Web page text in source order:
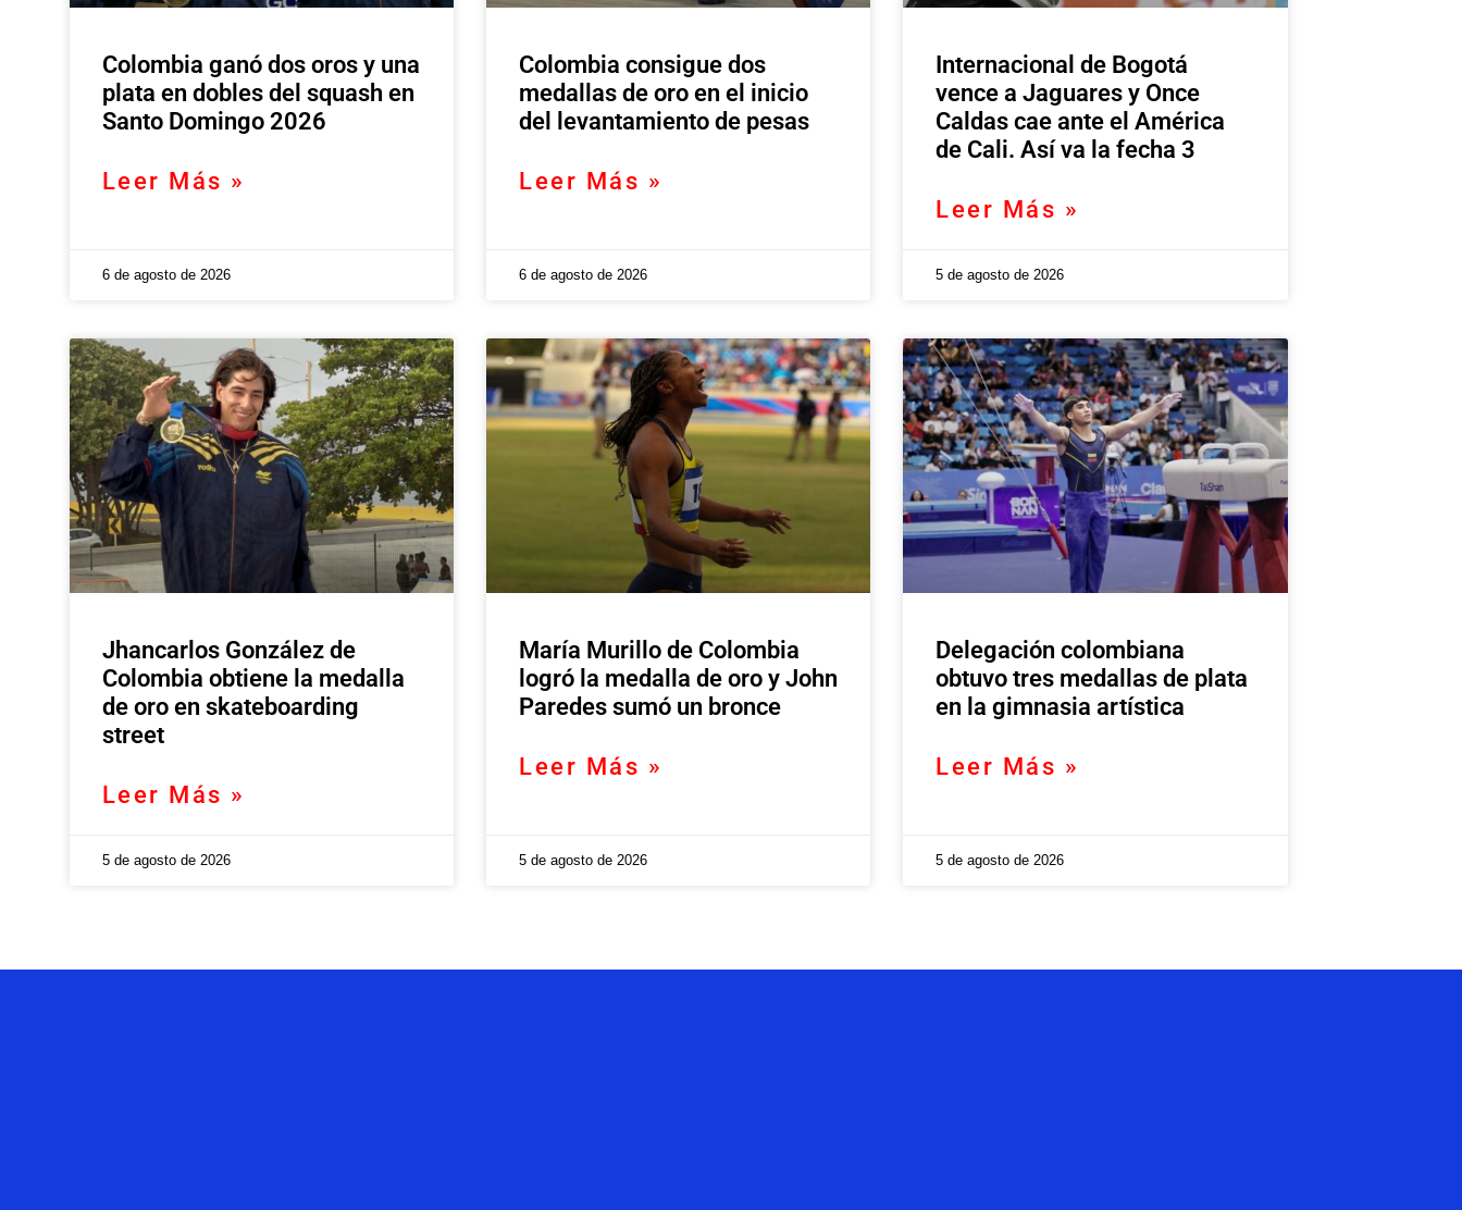
Colombia ganó dos oros y una
plata en dobles del squash en
Santo Domingo 2026
Leer Más »
6 de agosto de 2026
Colombia consigue dos
medallas de oro en el inicio
del levantamiento de pesas
Leer Más »
6 de agosto de 2026
Internacional de Bogotá
vence a Jaguares y Once
Caldas cae ante el América
de Cali. Así va la fecha 3
Leer Más »
5 de agosto de 2026
Jhancarlos González de
Colombia obtiene la medalla
de oro en skateboarding
street
Leer Más »
5 de agosto de 2026
María Murillo de Colombia
logró la medalla de oro y John
Paredes sumó un bronce
Leer Más »
5 de agosto de 2026
Delegación colombiana
obtuvo tres medallas de plata
en la gimnasia artística
Leer Más »
5 de agosto de 2026